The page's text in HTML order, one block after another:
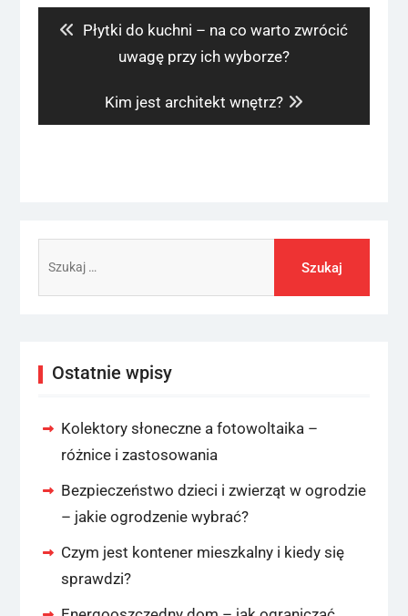
Previous
Płytki do kuchni – na co warto zwrócić
uwagę przy ich wyborze?
Next
post:
Kim jest architekt wnętrz?
Ostatnie wpisy
Kolektory słoneczne a fotowoltaika –
różnice i zastosowania
Bezpieczeństwo dzieci i zwierząt w ogrodzie
– jakie ogrodzenie wybrać?
Czym jest kontener mieszkalny i kiedy się
sprawdzi?